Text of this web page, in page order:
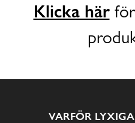
Klicka härför
VARFÖR